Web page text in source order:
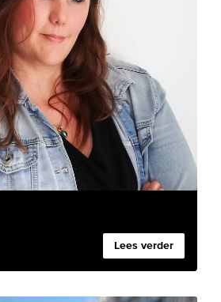
Lees verder